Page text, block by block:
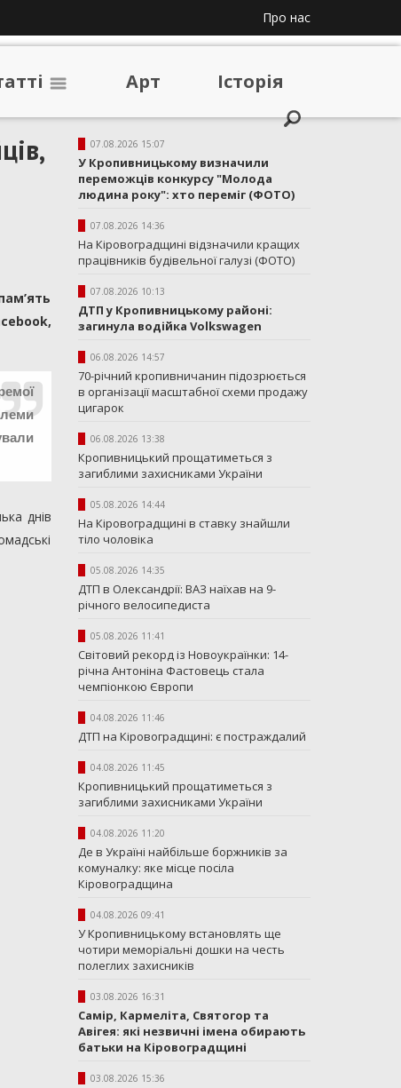
Про нас
Арт Iсторiя
днів
07.08.2026 15:07
У Кропивницькому визначили
переможців конкурсу "Молода
людина року": хто переміг (ФОТО)
07.08.2026 14:36
На Кіровоградщині відзначили кращих
працівників будівельної галузі (ФОТО)
07.08.2026 10:13
ДТП у Кропивницькому районі:
загинула водійка Volkswagen
06.08.2026 14:57
70-річний кропивничанин підозрюється
в організації масштабної схеми продажу
цигарок
06.08.2026 13:38
Кропивницький прощатиметься з
загиблими захисниками України
05.08.2026 14:44
На Кіровоградщині в ставку знайшли
тіло чоловіка
05.08.2026 14:35
ДТП в Олександрії: ВАЗ наїхав на 9-
річного велосипедиста
05.08.2026 11:41
Світовий рекорд із Новоукраїнки: 14-
річна Антоніна Фастовець стала
чемпіонкою Європи
04.08.2026 11:46
ДТП на Кіровоградщині: є постраждалий
04.08.2026 11:45
Кропивницький прощатиметься з
загиблими захисниками України
04.08.2026 11:20
Де в Україні найбільше боржників за
комуналку: яке місце посіла
Кіровоградщина
04.08.2026 09:41
У Кропивницькому встановлять ще
чотири меморіальні дошки на честь
полеглих захисників
03.08.2026 16:31
Самір, Кармеліта, Святогор та
Авігея: які незвичні імена обирають
батьки на Кіровоградщині
03.08.2026 15:36